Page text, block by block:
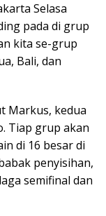
Selasa
pada di grup
kita se-grup
Bali, dan
Markus, kedua
Tiap grup akan
di 16 besar di
penyisihan,
semifinal dan